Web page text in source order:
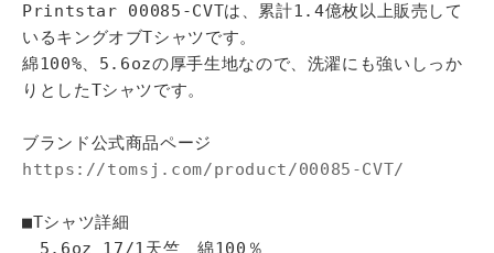
Printstar 00085-CVTは、累計1.4億枚以上販売して
いるキングオブTシャツです。
綿100%、5.6ozの厚手生地なので、洗濯にも強いしっか
りとしたTシャツです。
ブランド公式商品ページ
https://tomsj.com/product/00085-CVT/
■Tシャツ詳細
5.6oz 17/1天竺 綿100％